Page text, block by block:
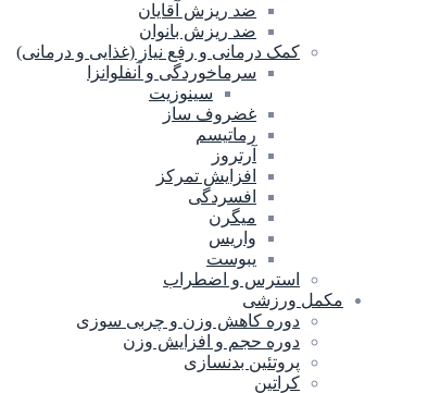
ضد ریزش آقایان
ضد ریزش بانوان
کمک درمانی و رفع نیاز (غذایی و درمانی)
سرماخوردگی و آنفلوانزا
سینوزیت
غضروف ساز
رماتیسم
آرتروز
افزایش تمرکز
افسردگی
میگرن
واریس
یبوست
استرس و اضطراب
مکمل ورزشی
دوره کاهش وزن و چربی سوزی
دوره حجم و افزایش وزن
پروتئین بدنسازی
کراتین